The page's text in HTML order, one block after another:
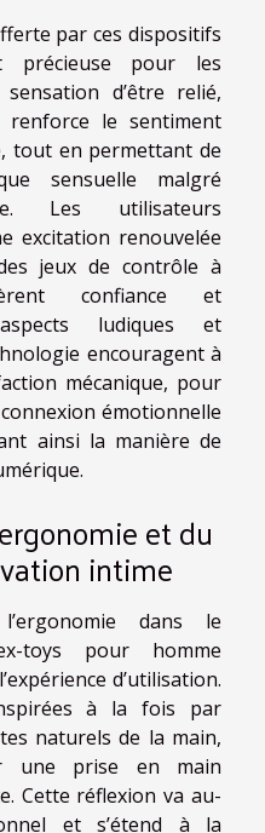
par ces dispositifs
précieuse pour les
d’être relié,
renforce le sentiment
tout en permettant de
sensuelle malgré
Les utilisateurs
excitation renouvelée
jeux de contrôle à
confiance et
ludiques et
encouragent à
mécanique, pour
émotionnelle
ainsi la manière de
et du
intime
dans le
toys pour homme
d’utilisation.
à la fois par
naturels de la main,
une prise en main
Cette réflexion va au-
et s’étend à la